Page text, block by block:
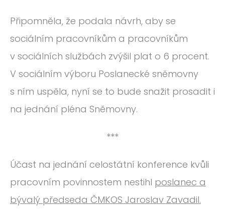
Připomněla, že podala návrh, aby se
sociálním pracovníkům a pracovníkům
v sociálních službách zvýšil plat o 6 procent.
V sociálním výboru Poslanecké sněmovny
s ním uspěla, nyní se to bude snažit prosadit i
na jednání pléna Sněmovny.
***
Účast na jednání celostátní konference kvůli
pracovním povinnostem nestihl poslanec a
bývalý předseda ČMKOS Jaroslav Zavadil.